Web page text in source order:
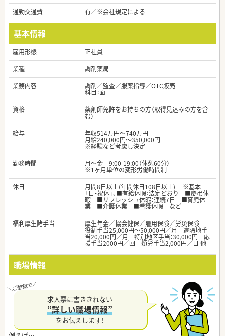
通勤交通費
有／※会社規定による
基本情報
雇用形態
正社員
業種
調剤薬局
業務内容
調剤／監査／服薬指導／OTC販売
科目：面
資格
薬剤師免許をお持ちの方（取得見込みの方を含
む）
給与
年収514万円～740万円
月給240,000円～350,000円
※経験など考慮し決定
勤務時間
月〜金 9:00-19:00（休憩60分）
※1ヶ月単位の変形労働時間制
休日
月間8日以上(年間休日108日以上) ※基本
「日・祝休」、■有給休暇：法定どおり ■慶弔休
暇 ■リフレッシュ休暇：連続7日 ■育児休
業 ■介護休業 ■看護休暇 など
福利厚生諸手当
厚生年金／協会健保／雇用保険／労災保険
役割手当25,000円～50,000円／月 遠隔地手
当20,000円／月 特別地区手当：30,000円 応
援手当2000円／回 煩労手当2,000円／日 他
職場情報
求人票に書ききれない
“詳しい職場情報”
をお伝えします！